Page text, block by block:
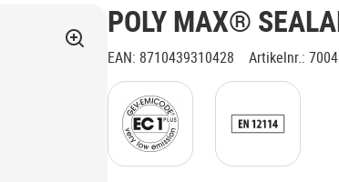
POLY MAX®
EAN: 8710439310428 Artikelnr.:
Klik voor toelichting